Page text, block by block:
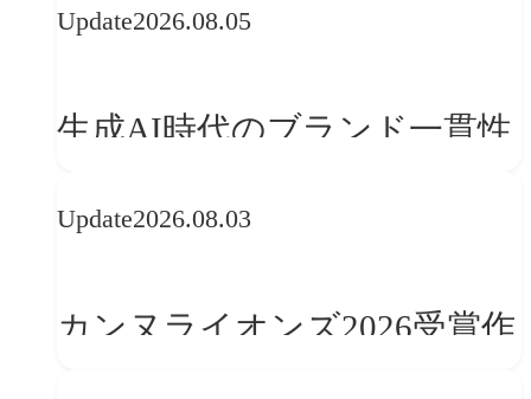
Update2026.08.05
生成AI時代のブランド一貫性
学ぶ「動的ブランディング」
Update2026.08.03
カンヌライオンズ2026受賞作